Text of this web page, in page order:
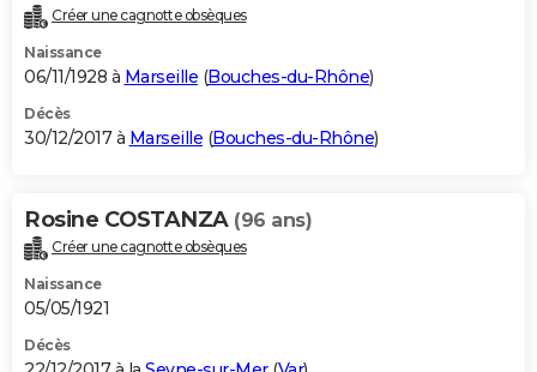
Créer une cagnotte obsèques
Naissance
06/11/1928 à Marseille (Bouches-du-Rhône)
Décès
30/12/2017 à Marseille (Bouches-du-Rhône)
Rosine COSTANZA (96 ans)
Créer une cagnotte obsèques
Naissance
05/05/1921
Décès